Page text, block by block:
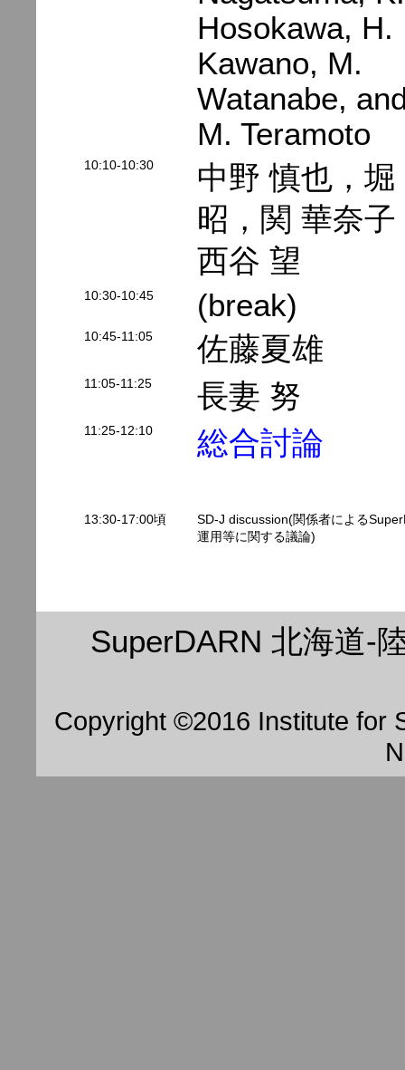
Hosokawa, H.
Kawano, M.
Watanabe,
M. Teramoto
10:10-10:30
中野 慎也，堀
昭，関 華奈子
西谷 望
10:30-10:45 (break)
10:45-11:05 佐藤夏雄
11:05-11:25 長妻 努
11:25-12:10 総合討論
13:30-17:00頃
SD-J discussion(関係者による
運用等に関する議論)
SuperDARN 北海道-
Copyright ©2016 Institute for